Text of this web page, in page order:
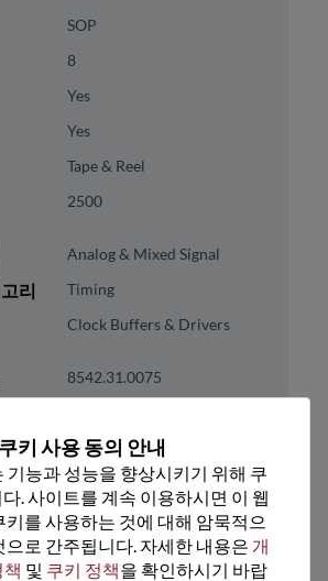
SOP
8
Yes
Yes
Tape & Reel
2500
Analog & Mixed Signal
리 Timing
Clock Buffers & Drivers
8542.31.0075
천 대체 제품
쿠키 사용 동의 안내
기능과 성능을 향상시키기 위해 쿠
. 사이트를 계속 이용하시면 이 웹
를 사용하는 것에 대해 암묵적으
으로 간주됩니다. 자세한 내용은 개
및 쿠키 정책을 확인하시기 바랍